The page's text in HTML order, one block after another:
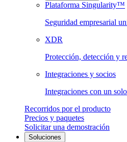
Plataforma Singularity™
Seguridad empresarial
XDR
Protección, detección y
Integraciones y socios
Integraciones con un
Recorridos por el producto
Precios y paquetes
Solicitar una demostración
Soluciones